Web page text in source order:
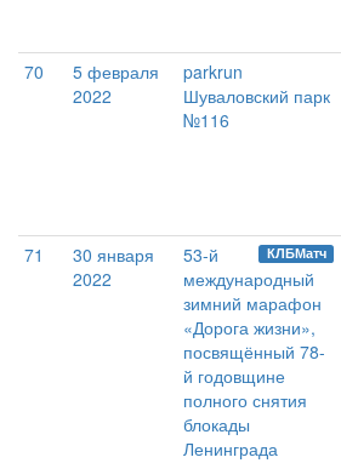
70
5 февраля
2022
parkrun
Шуваловский парк
№116
71
30 января
2022
КЛБМатч
53-й
международный
зимний марафон
«Дорога жизни»,
посвящённый 78-
й годовщине
полного снятия
блокады
Ленинграда